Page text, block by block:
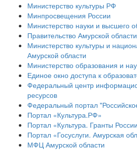
Министерство культуры РФ
Минпросвещения России
Министерство науки и высшего
Правительство Амурской области
Министерство культуры и
Амурской области
Министерство образования и
Единое окно доступа к
Федеральный центр
ресурсов
Федеральный портал
Портал «Культура.РФ»
Портал «Культура. Гранты
Портал «Госуслуги. Амурская
МФЦ Амурской области